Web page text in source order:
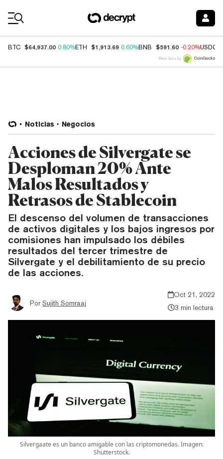
BTC $64,937.00 0.80%ETH $1,913.69 0.60%BNB $591.60 -0.20%USDC
Price data by
Noticias Negocios
Acciones de Silvergate se
Desploman 20% Ante
Malos Resultados y
Retrasos de Stablecoin
El descenso del volumen de transacciones
de activos digitales y los bajos ingresos por
comisiones han impulsado los débiles
resultados del tercer trimestre de
Silvergate y el debilitamiento de su precio
de las acciones.
Por Sujith Somraaj
Oct 21, 2022
3 min lectura
Silvergaate es un banco amigable con las criptomonedas. Imagen:
Shutterstock.